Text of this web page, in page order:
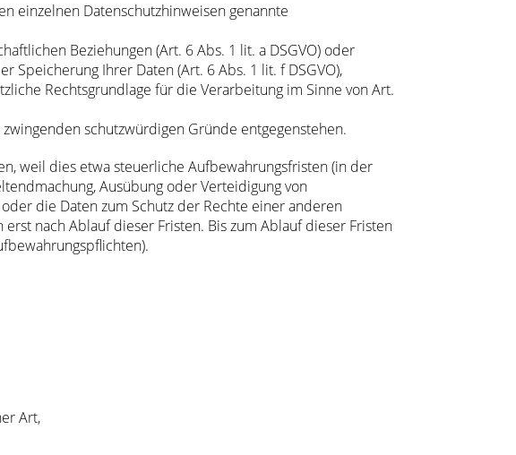
einzelnen Datenschutzhinweisen genannte
Beziehungen (Art. 6 Abs. 1 lit. a DSGVO) oder
Speicherung Ihrer Daten (Art. 6 Abs. 1 lit. f DSGVO),
Rechtsgrundlage für die Verarbeitung im Sinne von Art.
schutzwürdigen Gründe entgegenstehen.
weil dies etwa steuerliche Aufbewahrungsfristen (in der
Ausübung oder Verteidigung von
die Daten zum Schutz der Rechte einer anderen
nach Ablauf dieser Fristen. Bis zum Ablauf dieser Fristen
Art,